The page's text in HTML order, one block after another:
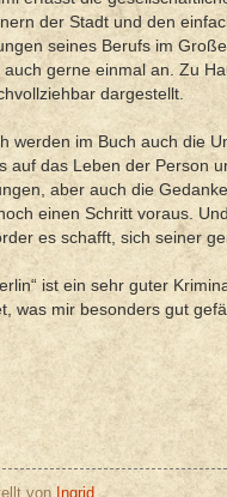
der Stadt und den
seines Berufs im
auch gerne einmal an. Zu
dargestellt.
werden im Buch auch die
auf das Leben der Person
aber auch die
einen Schritt voraus.
es schafft, sich seiner
ist ein sehr guter
was mir besonders gut
von Ingrid